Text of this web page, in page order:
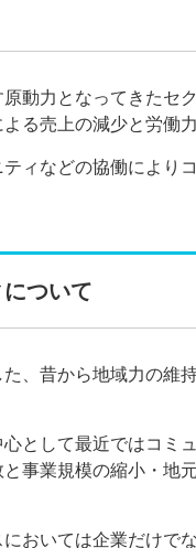
動力となってきたセ
る売上の減少と労働
ィなどの協働により
ついて
、昔から地域力の維
として最近ではコミ
事業規模の縮小・地
おいては企業だけで